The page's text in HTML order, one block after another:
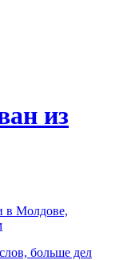
из
в Молдове,
больше дел